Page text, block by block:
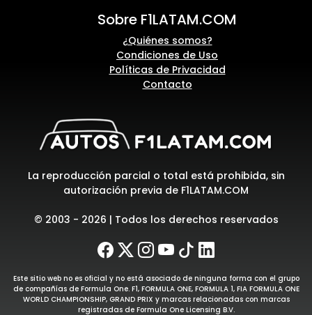
Sobre F1LATAM.COM
¿Quiénes somos?
Condiciones de Uso
Políticas de Privacidad
Contacto
La reproducción parcial o total está prohibida, sin
autorización previa de F1LATAM.COM
© 2003 - 2026 | Todos los derechos reservados
Este sitio web no es oficial y no está asociado de ninguna forma con el grupo
de compañías de Formula One. F1, FORMULA ONE, FORMULA 1, FIA FORMULA ONE
WORLD CHAMPIONSHIP, GRAND PRIX y marcas relacionadas con marcas
registradas de Formula One Licensing B.V.